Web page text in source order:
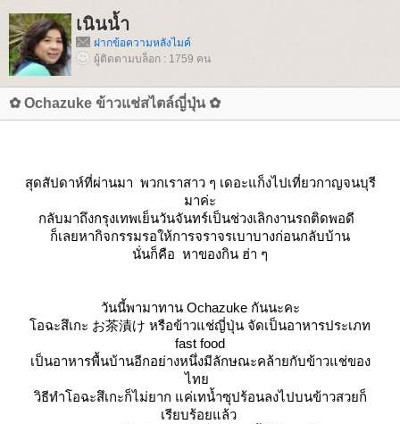
เนินน้ำ
ฝากข้อความหลังไมค์
ผู้ติดตามบล็อก : 1759 คน
✿ Ochazuke ข้าวแช่สไตล์ญี่ปุ่น ✿
สุดสัปดาห์ที่ผ่านมา พวกเราสาว ๆ เดอะแก็งไปเที่ยวกาญจนบุรี
มาค่ะ
กลับมาถึงกรุงเทพเย็นวันจันทร์เป็นช่วงเลิกงานรถติดพอดี
ก็เลยหากิจกรรมรอให้การจราจรเบาบางก่อนกลับบ้าน
นั่นก็คือ หาของกิน ฮ่า ๆ
วันนี้พามาทาน Ochazuke กันนะคะ
อฉะสึเกะ お茶漬け หรือข้าวแช่ญี่ปุ่น จัดเป็นอาหารประเภท
fast food
เป็นอาหารพื้นบ้านอีกอย่างหนึ่งมีลักษณะคล้ายกับข้าวแช่ของ
ไท
วิธีทำโอฉะสึเกะก็ไม่ยาก แค่เทน้ำซุปร้อนลงไปบนข้าวสวยก็
เรียบร้อยแล้ว